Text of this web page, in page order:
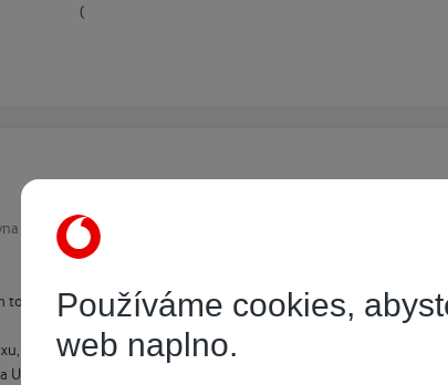
korektní
přepnutím formátů na své TV korigovat...
kde je logo již uvnitř obrazu, takže to je
z toho dělá letterbox...
Používáme cookies,
web naplno.